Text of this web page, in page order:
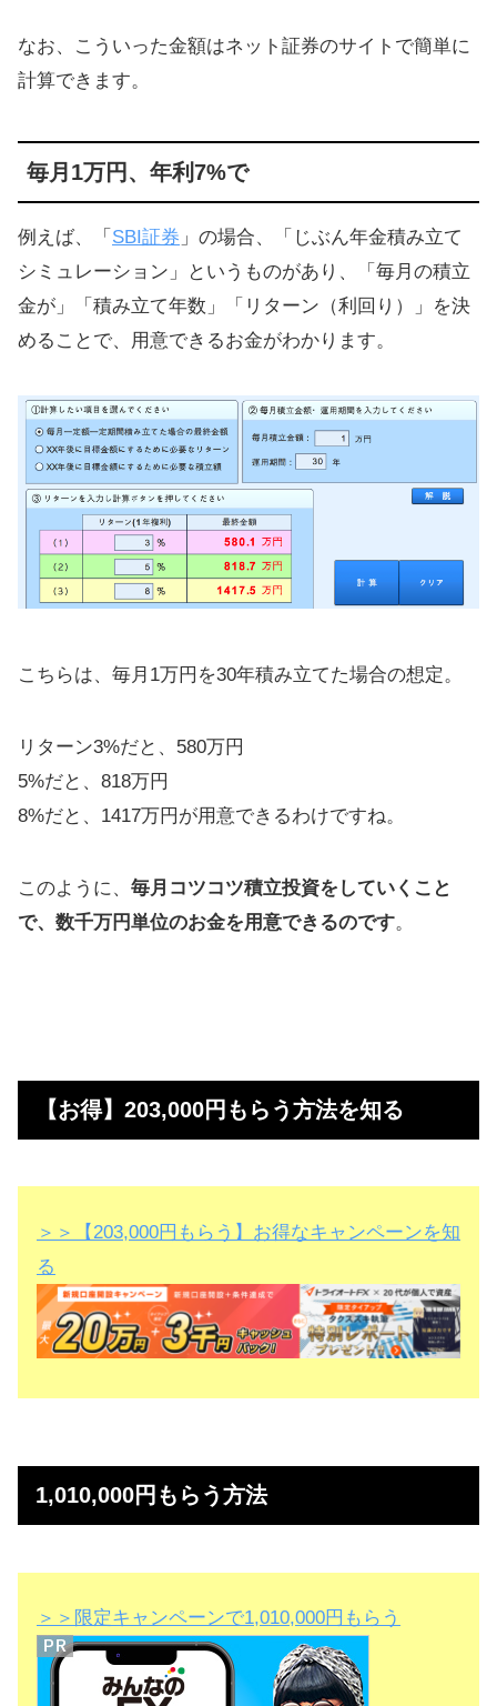
なお、こういった金額はネット証券のサイトで簡単に
計算できます。
毎月1万円、年利7%で
例えば、「 SBI証券 」の場合、「じぶん年金積み立て
シミュレーション」というものがあり、「毎月の積立
金が」「積み立て年数」「リターン（利回り）」を決
めることで、用意できるお金がわかります。
こちらは、毎月1万円を30年積み立てた場合の想定。
リターン3%だと、580万円
5%だと、818万円
8%だと、1417万円が用意できるわけですね。
このように、 毎月コツコツ積立投資をしていくこと
で、数千万円単位のお金を用意できるのです。
【お得】203,000円もらう方法を知る
＞＞【203,000円もらう】お得なキャンペーンを知
る
1,010,000円もらう方法
＞＞限定キャンペーンで1,010,000円もらう